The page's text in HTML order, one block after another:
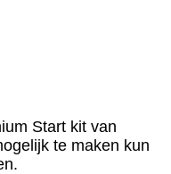
Start kit van
te maken kun